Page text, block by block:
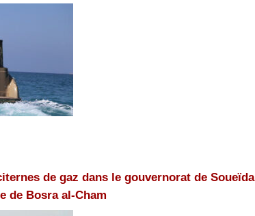
de gaz dans le gouvernorat de Soueïda
de Bosra al-Cham